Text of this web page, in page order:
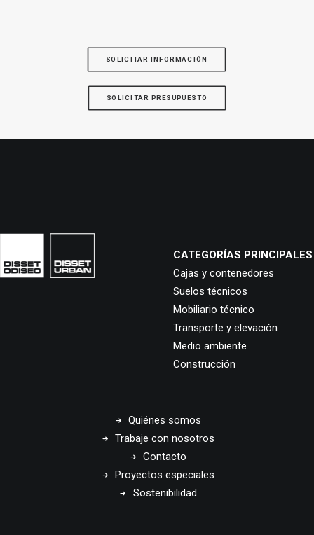
SOLICITAR INFORMACIÓN
SOLICITAR PRESUPUESTO
CATEGORÍAS PRINCIPALES
Cajas y contenedores
Suelos técnicos
Mobiliario técnico
Transporte y elevación
Medio ambiente
Construcción
Quiénes somos
Trabaje con nosotros
Contacto
Proyectos especiales
Sostenibilidad